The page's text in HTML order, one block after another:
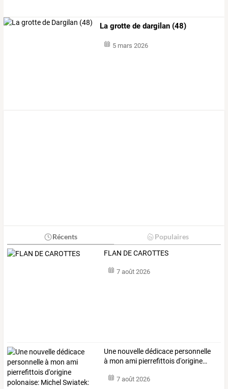
La grotte de dargilan (48)
5 mars 2026
Récents Populaires
FLAN DE CAROTTES
7 août 2026
Une nouvelledédicace personnelle
à mon ami pierrefittoisd'origine…
7 août 2026